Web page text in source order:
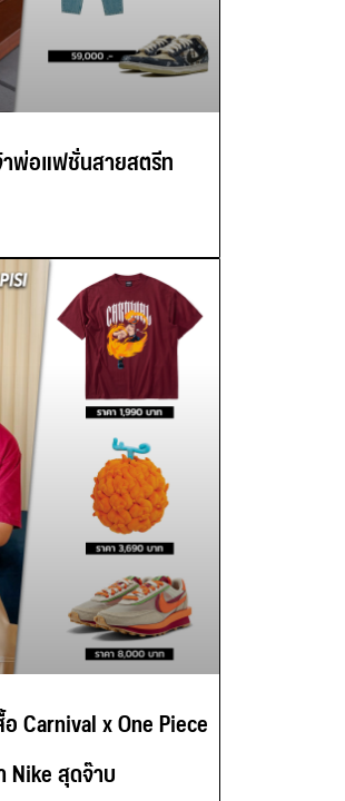
าพ่อแฟชั่นสายสตรีท
Carnival x One Piece
Nike สุดจ๊าบ